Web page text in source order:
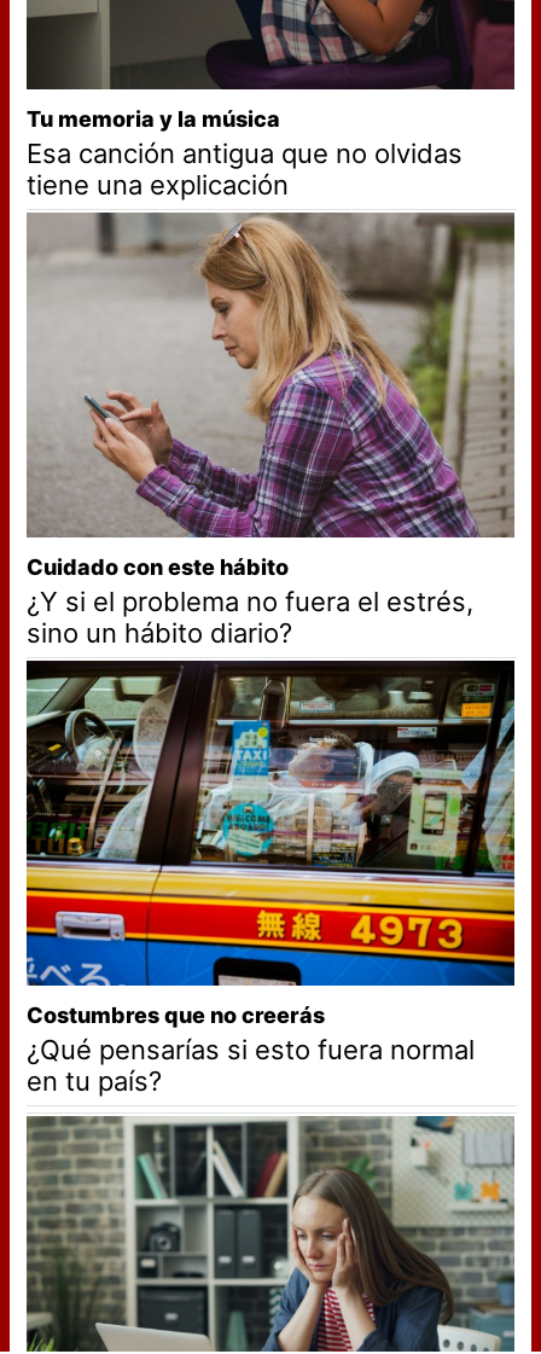
Tu memoria y la música
Esa canción antigua que no olvidas
tiene una explicación
Cuidado con este hábito
¿Y si el problema no fuera el estrés,
sino un hábito diario?
Costumbres que no creerás
¿Qué pensarías si esto fuera normal
en tu país?